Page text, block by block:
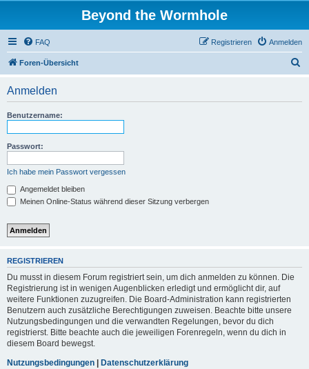
Beyond the Wormhole
FAQ Anmelden
Registrieren
Foren-Übersicht
Anmelden
Benutzername:
Passwort:
Ich habe mein Passwort vergessen
Angemeldet bleiben
Meinen Online-Status während dieser Sitzung verbergen
REGISTRIEREN
Du musst in diesem Forum registriert sein, um dich anmelden zu können. Die
Registrierung ist in wenigen Augenblicken erledigt und ermöglicht dir, auf
weitere Funktionen zuzugreifen. Die Board-Administration kann registrierten
Benutzern auch zusätzliche Berechtigungen zuweisen. Beachte bitte unsere
Nutzungsbedingungen und die verwandten Regelungen, bevor du dich
registrierst. Bitte beachte auch die jeweiligen Forenregeln, wenn du dich in
diesem Board bewegst.
Nutzungsbedingungen | Datenschutzerklärung